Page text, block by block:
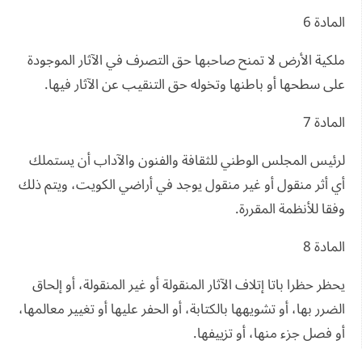
المادة 6
ملكية الأرض لا تمنح صاحبها حق التصرف في الآثار الموجودة
على سطحها أو باطنها وتخوله حق التنقيب عن الآثار فيها.
المادة 7
لرئيس المجلس الوطني للثقافة والفنون والآداب أن يستملك
أي أثر منقول أو غير منقول يوجد في أراضي الكويت، ويتم ذلك
وفقا للأنظمة المقررة.
المادة 8
يحظر حظرا باتا إتلاف الآثار المنقولة أو غير المنقولة، أو إلحاق
الضرر بها، أو تشويهها بالكتابة، أو الحفر عليها أو تغيير معالمها،
أو فصل جزء منها، أو تزييفها.